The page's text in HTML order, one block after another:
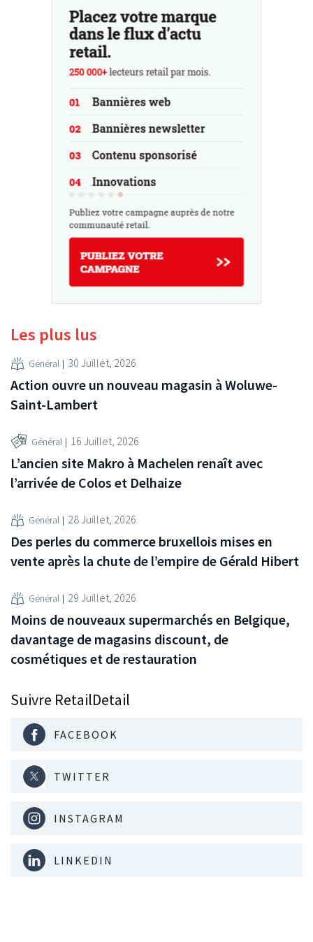
Les plus lus
Général 30 Juillet, 2026
Action ouvre un nouveau magasin à Woluwe-
Saint-Lambert
Général 16 Juillet, 2026
L’ancien site Makro à Machelen renaît avec
l’arrivée de Colos et Delhaize
Général 28 Juillet, 2026
Des perles du commerce bruxellois mises en
vente après la chute de l’empire de Gérald Hibert
Général 29 Juillet, 2026
Moins de nouveaux supermarchés en Belgique,
davantage de magasins discount, de
cosmétiques et de restauration
Suivre RetailDetail
FACEBOOK
TWITTER
INSTAGRAM
LINKEDIN